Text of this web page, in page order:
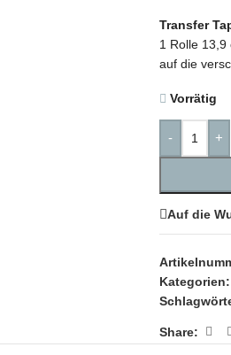
Transfer
1 Rolle 13,9
auf die
Vorrätig
- +
Auf die
Kategorien:
Share: